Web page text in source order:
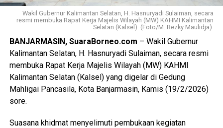
Wakil Gubernur Kalimantan Selatan, H. Hasnuryadi Sulaiman, secara
resmi membuka Rapat Kerja Majelis Wilayah (MW) KAHMI Kalimantan
Selatan (Kalsel). (Foto/M. Rezky Maulidja)
BANJARMASIN, SuaraBorneo.com – Wakil Gubernur
Kalimantan Selatan, H. Hasnuryadi Sulaiman, secara resmi
membuka Rapat Kerja Majelis Wilayah (MW) KAHMI
Kalimantan Selatan (Kalsel) yang digelar di Gedung
Mahligai Pancasila, Kota Banjarmasin, Kamis (19/2/2026)
sore.
‎Suasana khidmat menyelimuti pembukaan kegiatan